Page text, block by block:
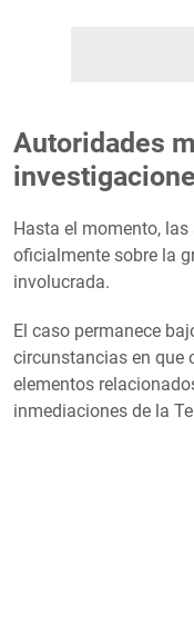
Autoridades
Hasta el momento,
oficialmente sobre la
involucrada.
El caso permanece
circunstancias en que
elementos
inmediaciones de la